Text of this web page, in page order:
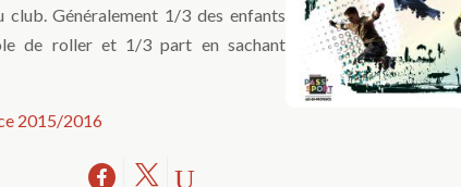
Généralement 1/3 des enfants
de roller et 1/3 part en sachant
2015/2016